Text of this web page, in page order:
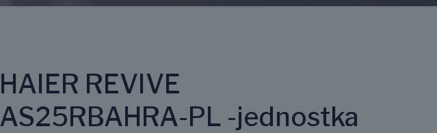
HAIER REVIVE
AS25RBAHRA-PL -jednostka